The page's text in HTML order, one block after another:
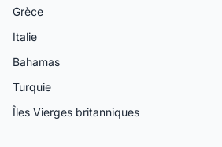
Grèce
Italie
Bahamas
Turquie
Îles Vierges britanniques